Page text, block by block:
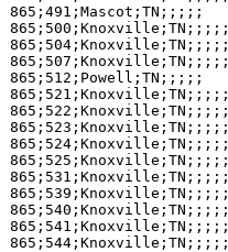
865;491;Mascot;TN;;;;;
865;500;Knoxville;TN;;;;;
865;504;Knoxville;TN;;;;;
865;507;Knoxville;TN;;;;;
865;512;Powell;TN;;;;;
865;521;Knoxville;TN;;;;;
865;522;Knoxville;TN;;;;;
865;523;Knoxville;TN;;;;;
865;524;Knoxville;TN;;;;;
865;525;Knoxville;TN;;;;;
865;531;Knoxville;TN;;;;;
865;539;Knoxville;TN;;;;;
865;540;Knoxville;TN;;;;;
865;541;Knoxville;TN;;;;;
865;544;Knoxville;TN;;;;;